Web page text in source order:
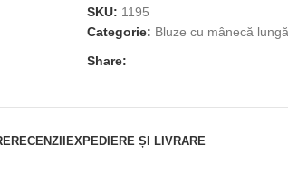
SKU: 1195
Categorie: Bluze cu mânecă lungă
Share:
RECENZII EXPEDIERE ȘI LIVRARE